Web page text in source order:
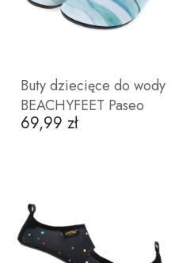
43 44 45 46
Buty dziecięce do wody
BEACHYFEET Paseo
Cena
69,99 zł